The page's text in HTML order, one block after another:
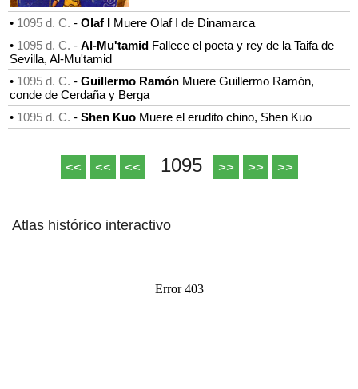
• 1095 d. C. - Olaf I Muere Olaf I de Dinamarca
• 1095 d. C. - Al-Mu'tamid Fallece el poeta y rey de la Taifa de
Sevilla, Al-Mu'tamid
• 1095 d. C. - Guillermo Ramón Muere Guillermo Ramón,
conde de Cerdaña y Berga
• 1095 d. C. - Shen Kuo Muere el erudito chino, Shen Kuo
<< << << 1095 >> >> >>
Atlas histórico interactivo